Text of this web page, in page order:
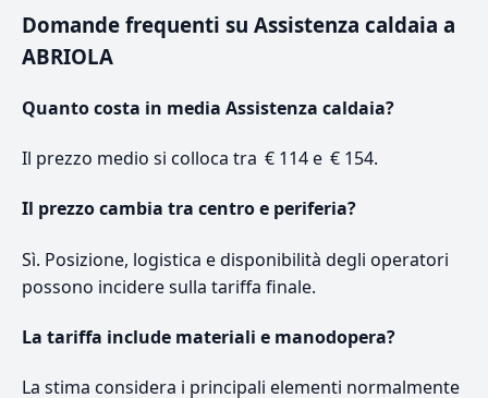
Domande frequenti su Assistenza caldaia a
ABRIOLA
Quanto costa in media Assistenza caldaia?
Il prezzo medio si colloca tra € 114 e € 154.
Il prezzo cambia tra centro e periferia?
Sì. Posizione, logistica e disponibilità degli operatori
possono incidere sulla tariffa finale.
La tariffa include materiali e manodopera?
La stima considera i principali elementi normalmente